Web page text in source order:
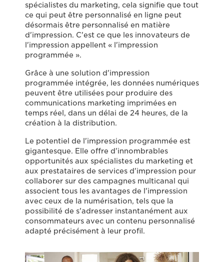
spécialistes du marketing, cela signifie que tout
ce qui peut être personnalisé en ligne peut
désormais être personnalisé en matière
d'impression. C'est ce que les innovateurs de
l'impression appellent « l'impression
programmée ».
Grâce à une solution d'impression
programmée intégrée, les données numériques
peuvent être utilisées pour produire des
communications marketing imprimées en
temps réel, dans un délai de 24 heures, de la
création à la distribution.
Le potentiel de l'impression programmée est
gigantesque. Elle offre d'innombrables
opportunités aux spécialistes du marketing et
aux prestataires de services d'impression pour
collaborer sur des campagnes multicanal qui
associent tous les avantages de l'impression
avec ceux de la numérisation, tels que la
possibilité de s'adresser instantanément aux
consommateurs avec un contenu personnalisé
adapté précisément à leur profil.